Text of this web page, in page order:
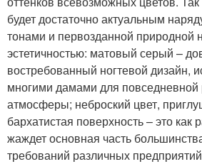
будет достаточно актуальным
тонами и первозданной природной
эстетичностью: матовый серый –
востребованный ногтевой дизайн,
многими дамами для повседневной
атмосферы; неброский цвет,
бархатистая поверхность – это как
жаждет основная часть
требований различных